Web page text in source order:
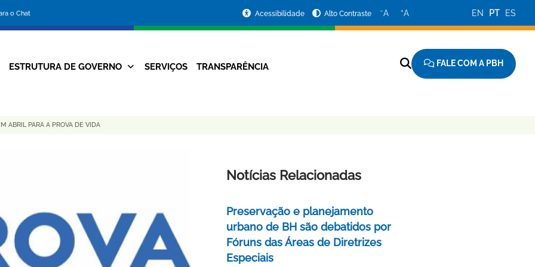
o Chat
da
Prefeitura
Acessibilidade Alto Contraste −A +A EN PT ES
Navegação
ESTRUTURA DE GOVERNO SERVIÇOS TRANSPARÊNCIA FALE COM A PBH
ABRIL PARA A PROVA DE VIDA
Notícias Relacionadas
Preservação e planejamento
urbano de BH são debatidos por
Fóruns das Áreas de Diretrizes
Especiais